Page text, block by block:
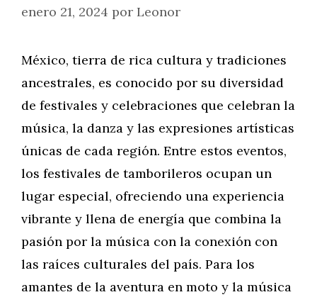
enero 21, 2024 por Leonor
México, tierra de rica cultura y tradiciones
ancestrales, es conocido por su diversidad
de festivales y celebraciones que celebran la
música, la danza y las expresiones artísticas
únicas de cada región. Entre estos eventos,
los festivales de tamborileros ocupan un
lugar especial, ofreciendo una experiencia
vibrante y llena de energía que combina la
pasión por la música con la conexión con
las raíces culturales del país. Para los
amantes de la aventura en moto y la música